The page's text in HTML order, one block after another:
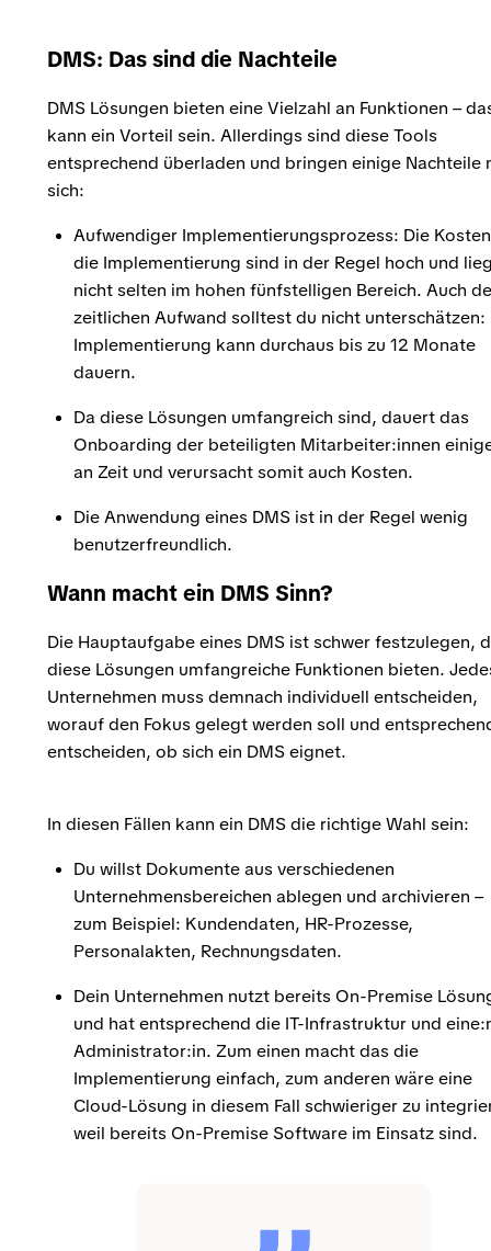
DMS: Das sind die Nachteile
DMS Lösungen bieten eine Vielzahl an Funktionen –
kann ein Vorteil sein. Allerdings sind diese Tools
entsprechend überladen und bringen einige Nachteile
sich:
Aufwendiger Implementierungsprozess: Die
die Implementierung sind in der Regel hoch und
nicht selten im hohen fünfstelligen Bereich. Auch
zeitlichen Aufwand solltest du nicht unterschätzen:
Implementierung kann durchaus bis zu 12 Monate
dauern.
Da diese Lösungen umfangreich sind, dauert das
Onboarding der beteiligten Mitarbeiter:innen
an Zeit und verursacht somit auch Kosten.
Die Anwendung eines DMS ist in der Regel wenig
benutzerfreundlich.
Wann macht ein DMS Sinn?
Die Hauptaufgabe eines DMS ist schwer festzulegen,
diese Lösungen umfangreiche Funktionen bieten.
Unternehmen muss demnach individuell entscheiden,
worauf den Fokus gelegt werden soll und
entscheiden, ob sich ein DMS eignet.
In diesen Fällen kann ein DMS die richtige Wahl sein:
Du willst Dokumente aus verschiedenen
Unternehmensbereichen ablegen und archivieren –
zum Beispiel: Kundendaten, HR-Prozesse,
Personalakten, Rechnungsdaten.
Dein Unternehmen nutzt bereits On-Premise
und hat entsprechend die IT-Infrastruktur und
Administrator:in. Zum einen macht das die
Implementierung einfach, zum anderen wäre eine
Cloud-Lösung in diesem Fall schwieriger zu
weil bereits On-Premise Software im Einsatz sind.